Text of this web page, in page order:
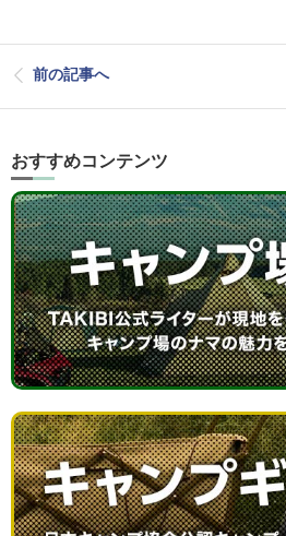
前の記事へ
おすすめコンテンツ